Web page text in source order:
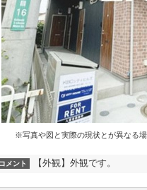
※写真や図と実際の現状とが異なる
コメント 【外観】外観です。